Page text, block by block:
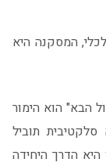
המסקנה היא
הבא" הוא הימור
של כ-96%, בחירה סלקטיבית תוביל
הדרך היחידה